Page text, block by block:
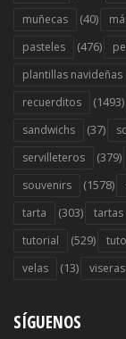
muñecas (40)
pasteles (476)
plantillas navideñas
recuerditos (1493)
sandwichs (37)
servilleteros (379)
souvenirs (1578)
tarta (303) tartas
tutorial (529)
velas (13) viseras
SÍGUENOS